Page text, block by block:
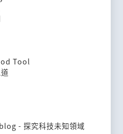
Tool
- 探究科技未知領域